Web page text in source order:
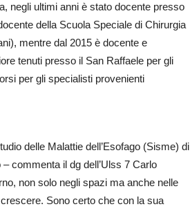
negli ultimi anni è stato docente presso
della Scuola Speciale di Chirurgia
mentre dal 2015 è docente e
tenuti presso il San Raffaele per gli
per gli specialisti provenienti
delle Malattie dell’Esofago (Sisme) di
commenta il dg dell’Ulss 7 Carlo
non solo negli spazi ma anche nelle
Sono certo che con la sua